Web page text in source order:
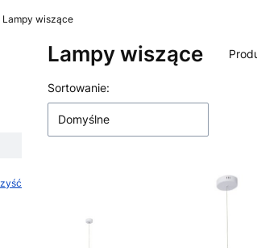
Lampy wiszące
Lampy wiszące
Lista produktów
Sortowanie:
Domyślne